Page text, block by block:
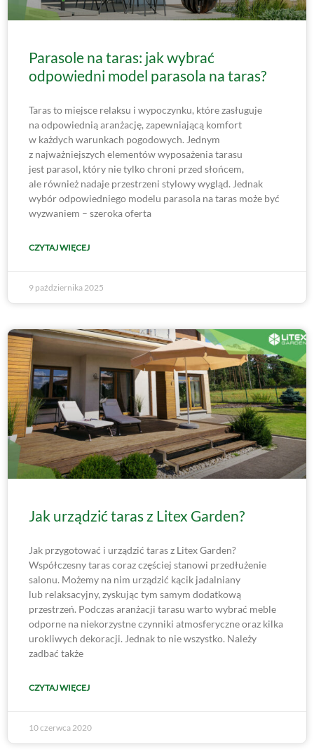
Parasole na taras: jak wybrać
odpowiedni model parasola na taras?
Taras to miejsce relaksu i wypoczynku, które zasługuje
na odpowiednią aranżację, zapewniającą komfort
w każdych warunkach pogodowych. Jednym
z najważniejszych elementów wyposażenia tarasu
jest parasol, który nie tylko chroni przed słońcem,
ale również nadaje przestrzeni stylowy wygląd. Jednak
wybór odpowiedniego modelu parasola na taras może być
wyzwaniem – szeroka oferta
CZYTAJ WIĘCEJ
9 października 2025
Jak urządzić taras z Litex Garden?
Jak przygotować i urządzić taras z Litex Garden?
Współczesny taras coraz częściej stanowi przedłużenie
salonu. Możemy na nim urządzić kącik jadalniany
lub relaksacyjny, zyskując tym samym dodatkową
przestrzeń. Podczas aranżacji tarasu warto wybrać meble
odporne na niekorzystne czynniki atmosferyczne oraz kilka
urokliwych dekoracji. Jednak to nie wszystko. Należy
zadbać także
CZYTAJ WIĘCEJ
10 czerwca 2020